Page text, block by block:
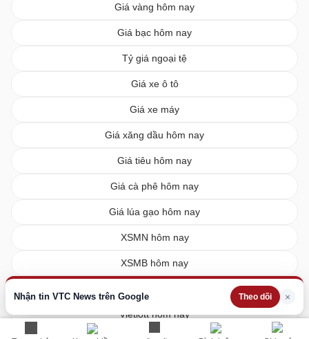
Nhận tin VTC News trên Google Theo dõi ×
Giá vàng hôm nay
Giá bạc hôm nay
Tỷ giá ngoại tệ
Giá xe ô tô
Giá xe máy
Giá xăng dầu hôm nay
Giá tiêu hôm nay
Giá cà phê hôm nay
Giá lúa gạo hôm nay
XSMN hôm nay
XSMB hôm nay
Vietlott hôm nay